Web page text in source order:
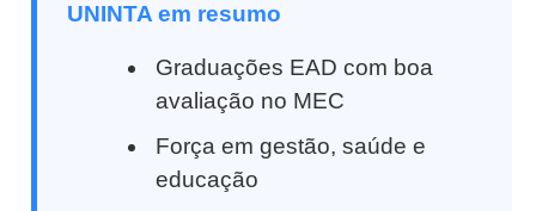
UNINTA em resumo
Graduações EAD com boa
avaliação no MEC
Força em gestão, saúde e
educação